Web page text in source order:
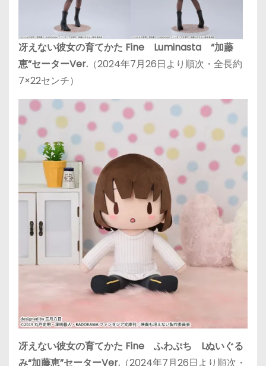
冴えない彼女の育てかた Fine Luminasta “加藤
恵”セーターVer. （2024年7月26日より順次・全長約
7×22センチ）
冴えない彼女の育てかた Fine ふわぷち Lぬいぐる
み“加藤恵”セーターVer. （2024年7月26日より順次・